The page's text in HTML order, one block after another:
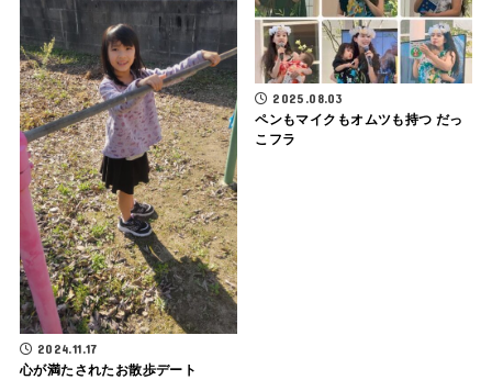
2024.11.17
心が満たされたお散歩デート
2025.08.03
ペンもマイクもオムツも持つ だっ
こフラ